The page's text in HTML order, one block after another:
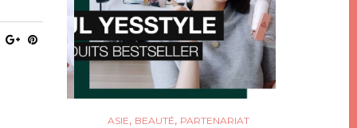
ASIE,BEAUTÉ,PARTENARIAT